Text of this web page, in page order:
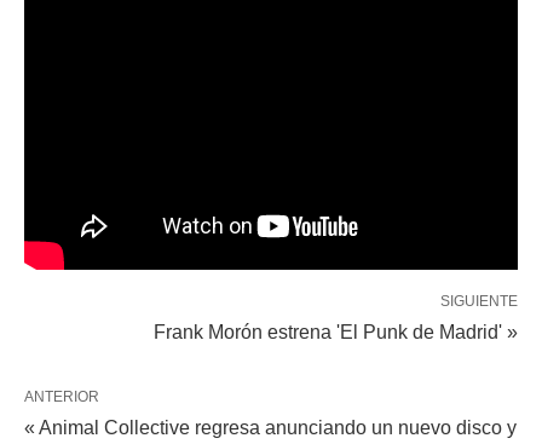
SIGUIENTE
Frank Morón estrena 'El Punk de Madrid' »
ANTERIOR
« Animal Collective regresa anunciando un nuevo disco y